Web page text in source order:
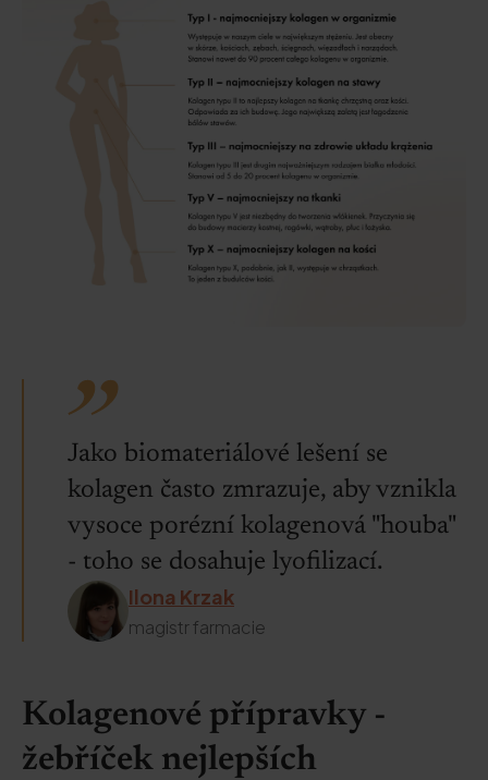
Jako biomateriálové lešení se
kolagen často zmrazuje, aby vznikla
vysoce porézní kolagenová "houba"
- toho se dosahuje lyofilizací.
Ilona Krzak
magistr farmacie
Kolagenové přípravky -
žebříček nejlepších